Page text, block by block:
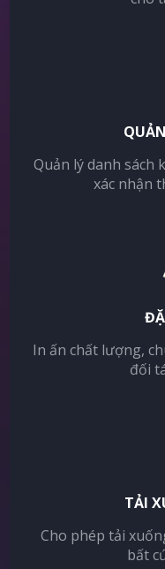
Quản lý danh sách
xác nhận
In ấn chất lượng,
đối
TẢI
Cho phép tải
bất